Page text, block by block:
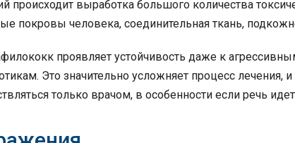
происходит выработка большого количества
покровы человека, соединительная ткань,
проявляет устойчивость даже к
Это значительно усложняет процесс лечения,
только врачом, в особенности если речь